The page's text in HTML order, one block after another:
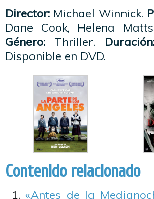
Director: Michael Winnick.
Dane Cook, Helena
Género: Thriller.
Disponible en DVD.
Contenido relacionado
«Antes de la